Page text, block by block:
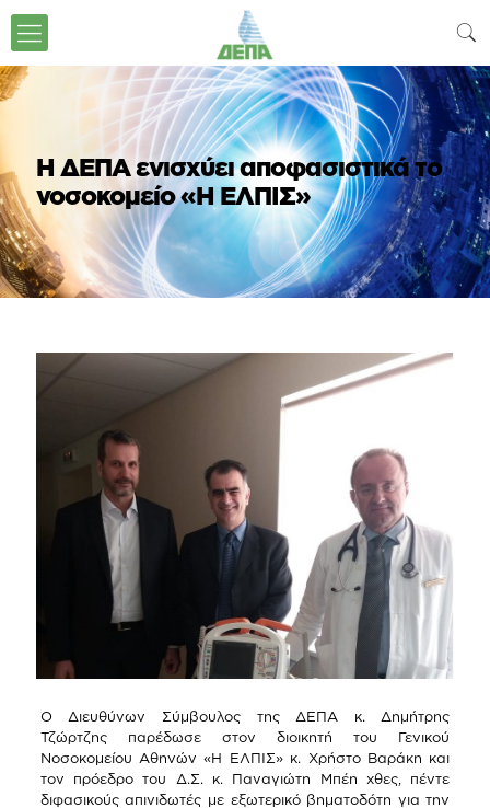
Η ΔΕΠΑ ενισχύει αποφασιστικά το
νοσοκομείο «Η ΕΛΠΙΣ»
Ο Διευθύνων Σύμβουλος της ΔΕΠΑ κ. Δημήτρης
Τζώρτζης παρέδωσε στον διοικητή του Γενικού
Νοσοκομείου Αθηνών «Η ΕΛΠΙΣ» κ. Χρήστο Βαράκη και
τον πρόεδρο του Δ.Σ. κ. Παναγιώτη Μπέη χθες, πέντε
διφασικούς απινιδωτές με εξωτερικό βηματοδότη για την